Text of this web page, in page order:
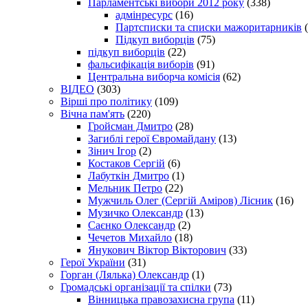
адмінресурс (16)
Партсписки та списки мажоритарників
Підкуп виборців (75)
підкуп виборців (22)
фальсифікація виборів (91)
Центральна виборча комісія (62)
ВІДЕО (303)
Вірші про політику (109)
Вічна пам'ять (220)
Гройсман Дмитро (28)
Загиблі герої Євромайдану (13)
Зінич Ігор (2)
Костаков Сергій (6)
Лабуткін Дмитро (1)
Мельник Петро (22)
Мужчиль Олег (Сергій Аміров) Лісник (16)
Музичко Олександр (13)
Саєнко Олександр (2)
Чечетов Михайло (18)
Янукович Віктор Вікторович (33)
Герої України (31)
Горган (Лялька) Олександр (1)
Громадські організації та спілки (73)
Вінницька правозахисна група (11)